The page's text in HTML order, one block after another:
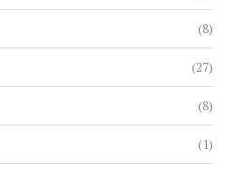
(8)
(27)
(8)
(1)